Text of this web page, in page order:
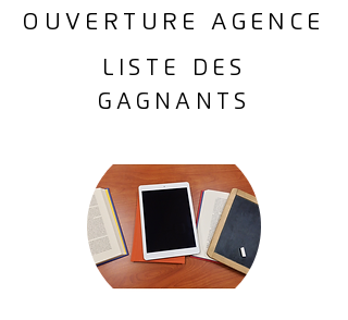
OUVERTURE AGENCE
LISTE DES
GAGNANTS